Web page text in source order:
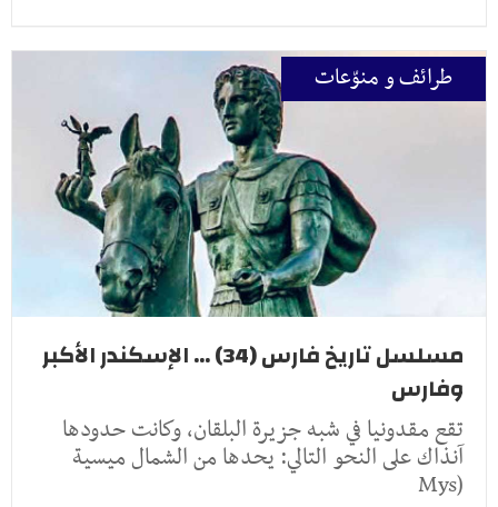
طرائف و منوّعات
مسلسل تاريخ فارس (34) ... الإسكندر الأكبر
وفارس
تقع مقدونيا في شبه جزيرة البلقان، وكانت حدودها
آنذاك على النحو التالي: يحدها من الشمال ميسية
(Mys